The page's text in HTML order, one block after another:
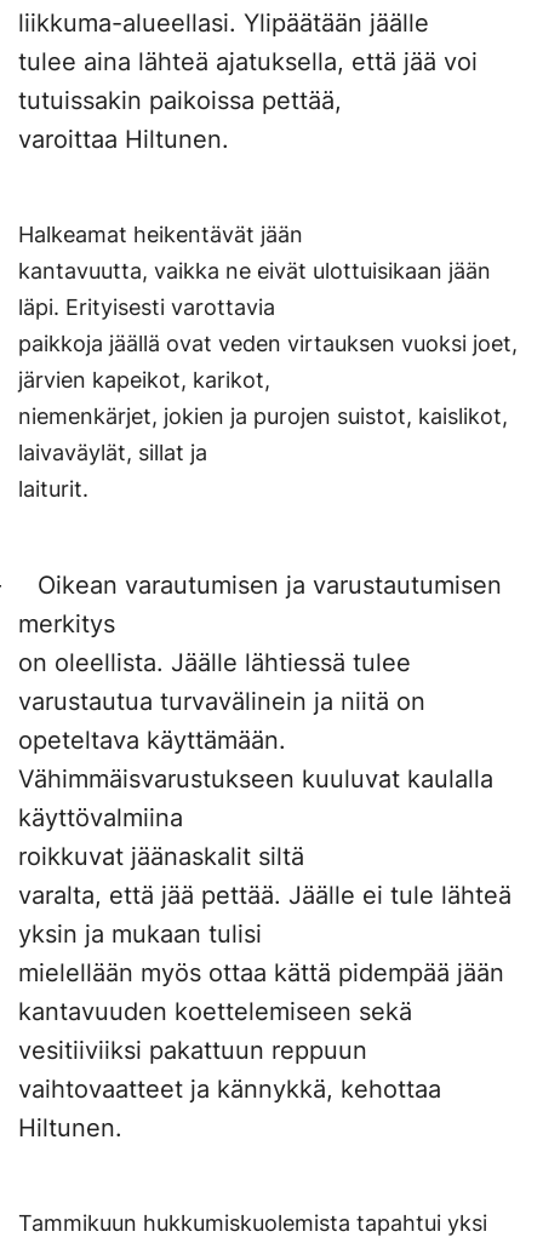
liikkuma-alueellasi. Ylipäätään jäälle
tulee aina lähteä ajatuksella, että jää voi
tutuissakin paikoissa pettää,
varoittaa Hiltunen.
Halkeamat heikentävät jään
kantavuutta, vaikka ne eivät ulottuisikaan jään
läpi. Erityisesti varottavia
paikkoja jäällä ovat veden virtauksen vuoksi joet,
järvien kapeikot, karikot,
niemenkärjet, jokien ja purojen suistot, kaislikot,
laivaväylät, sillat ja
laiturit.
Oikean varautumisen ja varustautumisen
merkitys
on oleellista. Jäälle lähtiessä tulee
varustautua turvavälinein ja niitä on
opeteltava käyttämään.
Vähimmäisvarustukseen kuuluvat kaulalla
käyttövalmiina
roikkuvat jäänaskalit siltä
varalta, että jää pettää. Jäälle ei tule lähteä
yksin ja mukaan tulisi
mielellään myös ottaa kättä pidempää jään
kantavuuden koettelemiseen sekä
vesitiiviiksi pakattuun reppuun
vaihtovaatteet ja kännykkä, kehottaa
Hiltunen.
Tammikuun hukkumiskuolemista tapahtui yksi